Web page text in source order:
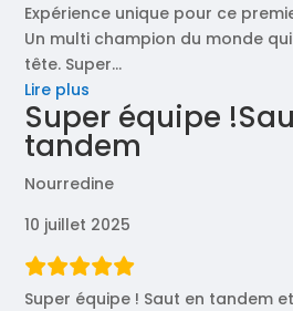
Expérience unique pour ce
Un multi champion du monde
tête. Super…
Lire plus
unique
pour
premier »
Super équipe
tandem
Nourredine
10 juillet 2025
Super équipe ! Saut en tandem